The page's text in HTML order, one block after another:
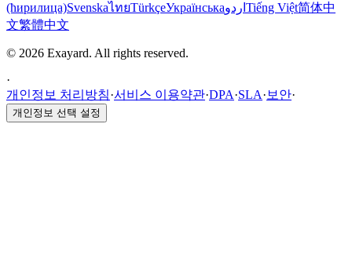
(ћирилица)SvenskaไทยTürkçeУкраїнськаاردو Tiếng Việt简体中
文繁體中文
© 2026 Exayard. All rights reserved.
·
개인정보 처리방침·서비스 이용약관·DPA·SLA· 보안·
개인정보 선택 설정